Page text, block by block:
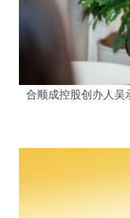
合顺成控股创办人吴